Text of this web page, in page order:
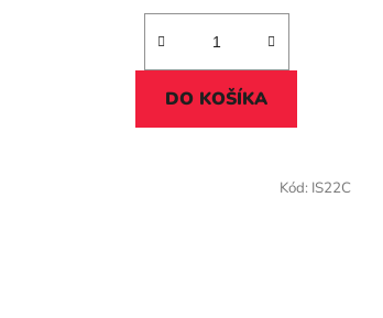
DO KOŠÍKA
Kód: IS22C